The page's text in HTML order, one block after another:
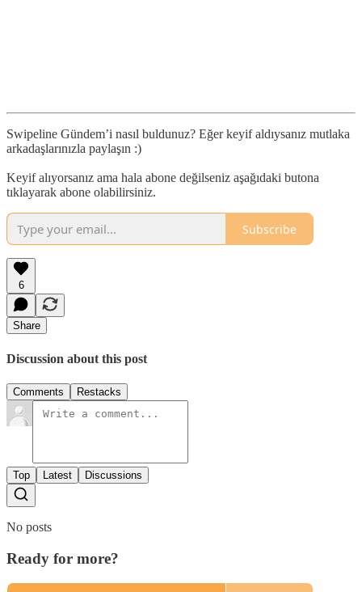
Swipeline Gündem’i nasıl buldunuz? Eğer keyif aldıysanız mutlaka
arkadaşlarınızla paylaşın :)
Keyif alıyorsanız ama hala abone değilseniz aşağıdaki butona
tıklayarak abone olabilirsiniz.
Subscribe
6
Share
Discussion about this post
Comments Restacks
Top Latest Discussions
No posts
Ready for more?